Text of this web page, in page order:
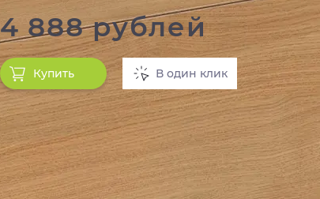
4 888 рублей
Купить В один клик